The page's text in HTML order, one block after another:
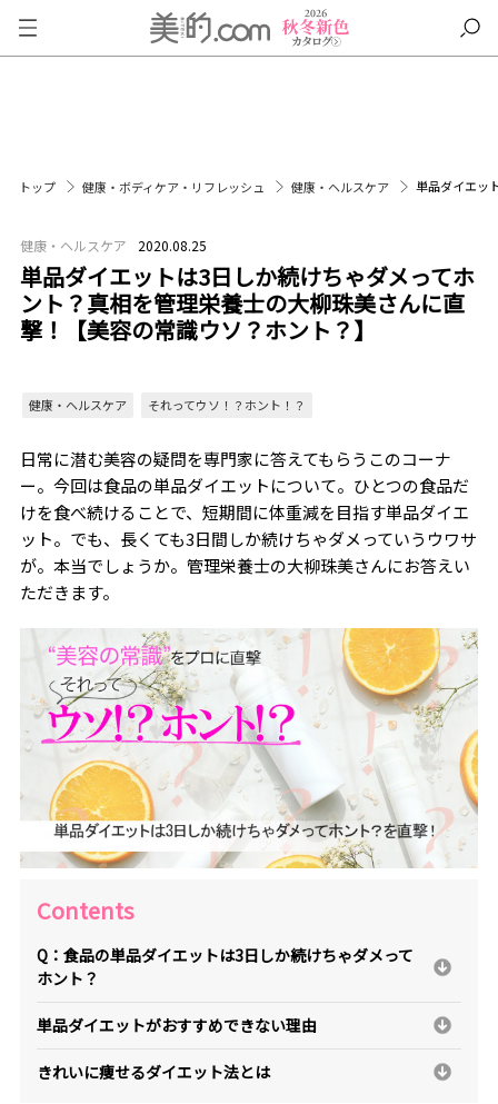
トップ 健康・ボディケア・リフレッシュ 健康・ヘルスケア 単品ダイエッ
健康・ヘルスケア 2020.08.25
単品ダイエットは3日しか続けちゃダメってホ
ント？真相を管理栄養士の大柳珠美さんに直
撃！【美容の常識ウソ？ホント？】
健康・ヘルスケア それってウソ！？ホント！？
日常に潜む美容の疑問を専門家に答えてもらうこのコーナ
ー。今回は食品の単品ダイエットについて。ひとつの食品だ
けを食べ続けることで、短期間に体重減を目指す単品ダイエ
ット。でも、長くても3日間しか続けちゃダメっていうウワサ
が。本当でしょうか。管理栄養士の大柳珠美さんにお答えい
ただきます。
Contents
Q：食品の単品ダイエットは3日しか続けちゃダメって
ホント？
単品ダイエットがおすすめできない理由
きれいに痩せるダイエット法とは